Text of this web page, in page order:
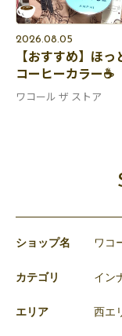
2026.08.05
【おすすめ】ほ
コーヒーカラー☕️
ワコール ザ ストア
ショップ名 ワコ
カテゴリ イン
エリア 西エ